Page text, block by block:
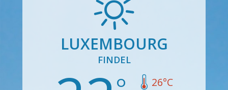
LUXEMBOURG
FINDEL
26°C